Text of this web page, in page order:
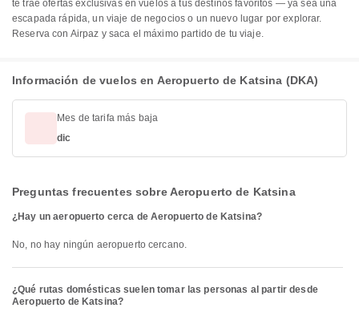
te trae ofertas exclusivas en vuelos a tus destinos favoritos — ya sea una
escapada rápida, un viaje de negocios o un nuevo lugar por explorar.
Reserva con Airpaz y saca el máximo partido de tu viaje.
Información de vuelos en Aeropuerto de Katsina (DKA)
Mes de tarifa más baja
dic
Preguntas frecuentes sobre Aeropuerto de Katsina
¿Hay un aeropuerto cerca de Aeropuerto de Katsina?
No, no hay ningún aeropuerto cercano.
¿Qué rutas domésticas suelen tomar las personas al partir desde
Aeropuerto de Katsina?